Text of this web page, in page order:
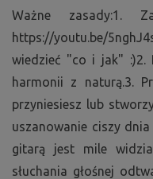
znaleźć pod tym
Proszę zawsze śledzić
Jeśli potrzebujesz
dodania lub
działce, skontaktuj
który pojawi się po
Życzymy miłego
Ważne zasady:1.
https://youtu.be/
wiedzieć "co i jak"
harmonii z naturą.3.
przyniesiesz lub
uszanowanie ciszy
gitarą jest mile
słuchania głośnej